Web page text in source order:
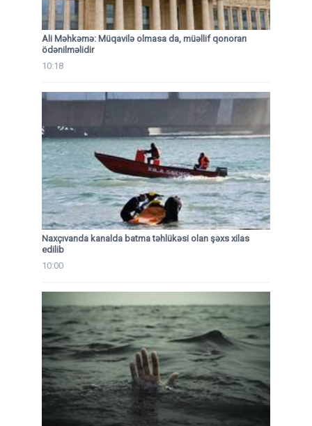
Ali Məhkəmə: Müqavilə olmasa da, müəllif qonorarı
ödənilməlidir
10:18
Naxçıvanda kanalda batma təhlükəsi olan şəxs xilas
edilib
10:00